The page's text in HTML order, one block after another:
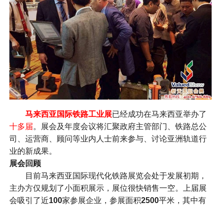
马来西亚国际铁路工业展已经成功在马来西亚举办了
十多届。展会及年度会议将汇聚政府主管部门、铁路总公
司、运营商、顾问等业内人士前来参与、讨论亚洲轨道行
业的新成果。
展会回顾
目前马来西亚国际现代化铁路展览会处于发展初期，
主办方仅规划了小面积展示，展位很快销售一空。上届展
会吸引了近100家参展企业，参展面积2500平米，其中有